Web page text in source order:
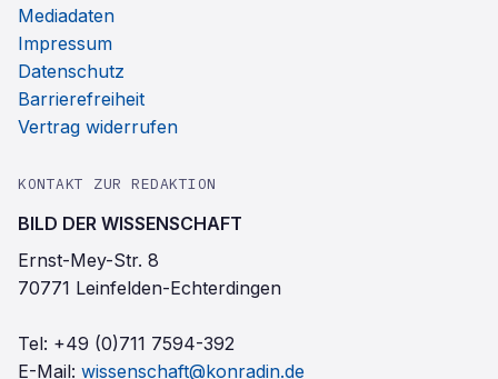
Mediadaten
Impressum
Datenschutz
Barrierefreiheit
Vertrag widerrufen
KONTAKT ZUR REDAKTION
BILD DER WISSENSCHAFT
Ernst-Mey-Str. 8
70771 Leinfelden-Echterdingen
Tel: +49 (0)711 7594-392
E-Mail: wissenschaft@konradin.de